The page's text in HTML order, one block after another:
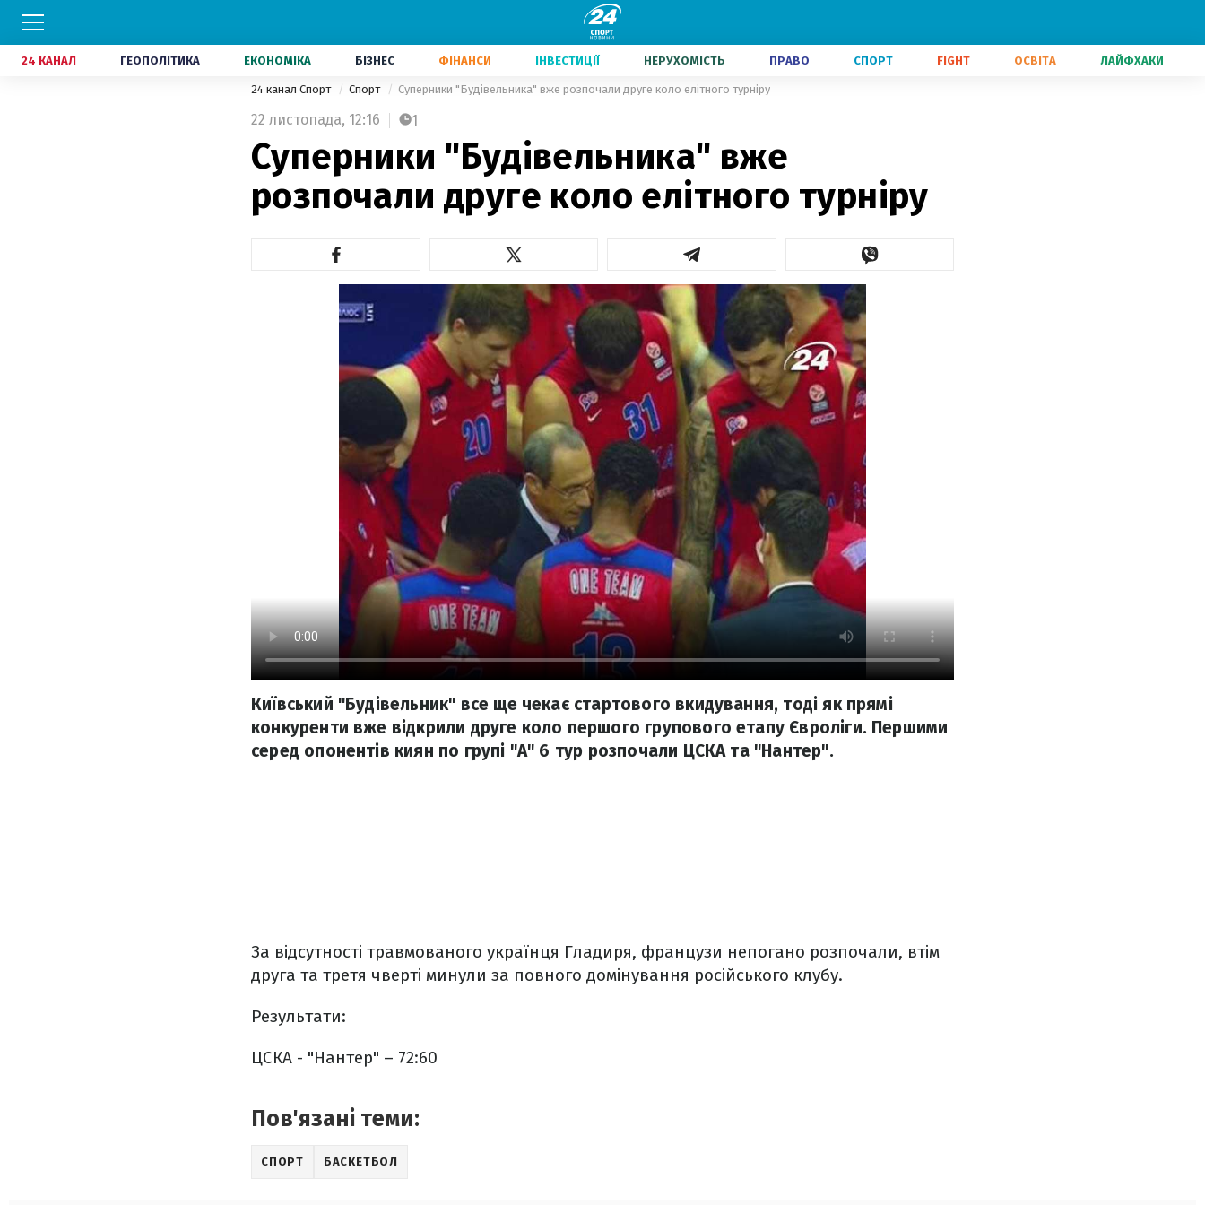
24 КАНАЛ ГЕОПОЛІТИКА ЕКОНОМІКА БІЗНЕС ФІНАНСИ ІНВЕСТИЦІЇ НЕРУХОМІСТЬ ПРАВО СПОРТ FIGHT ОСВІТА ЛАЙФХАКИ
24 канал Спорт Спорт Суперники "Будівельника" вже розпочали друге коло елітного турніру
22 листопада, 12:16 1
Суперники "Будівельника" вже
розпочали друге коло елітного турніру
Київський "Будівельник" все ще чекає стартового вкидування, тоді як прямі
конкуренти вже відкрили друге коло першого групового етапу Євроліги. Першими
серед опонентів киян по групі "А" 6 тур розпочали ЦСКА та "Нантер".
За відсутності травмованого українця Гладиря, французи непогано розпочали, втім
друга та третя чверті минули за повного домінування російського клубу.
Результати:
ЦСКА - "Нантер" – 72:60
Пов'язані теми:
СПОРТ БАСКЕТБОЛ